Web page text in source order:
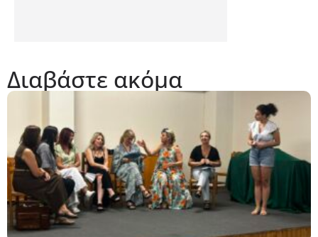
Διαβάστε ακόμα